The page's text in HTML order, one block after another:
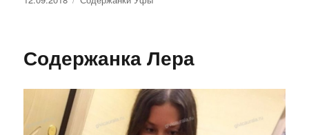
Содержанка Лера